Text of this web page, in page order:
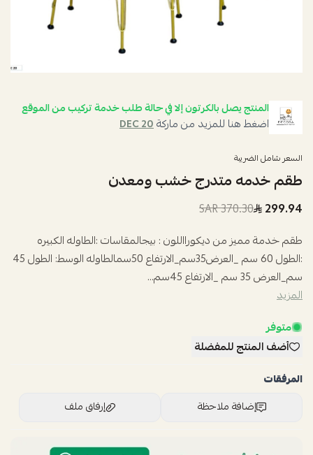
المنتج يصل بالكرتون إلا في حالة طلب خدمة تركيب من الموقع
اضغط هنا للمزيد من ماركةDEC 20
السعر شامل الضريبة
طقم خدمه متدرج خشب ومعدن
299.94
370.30 SAR
طقم خدمة مميز من ديكورااللون : بيجالمقاسات :الطاوله الكبيره
:الطول 60 سم _العرض35سم_الارتفاع 50سمالطاوله الوسط: الطول 45
سم_العرض 35 سم _الارتفاع 45سم...
المزيد
متوفر
أضف المنتج للمفضلة
المرفقات
إضافة ملاحظة
إرفاق ملف